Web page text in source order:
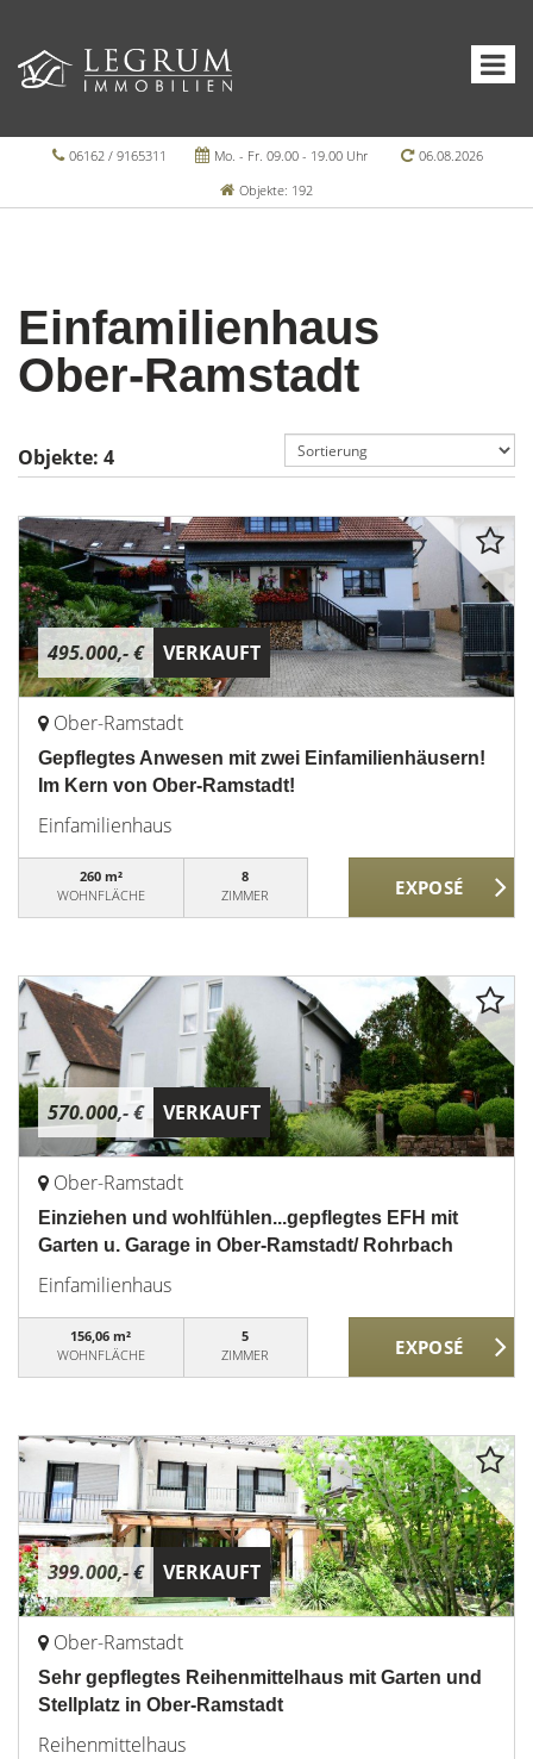
06162 / 9165311 Mo. - Fr. 09.00 - 19.00 Uhr
06.08.2026
Objekte: 192
Einfamilienhaus
Ober-Ramstadt
Objekte: 4
495.000,- € VERKAUFT
Ober-Ramstadt
Gepflegtes Anwesen mit zwei Einfamilienhäusern!
Im Kern von Ober-Ramstadt!
Einfamilienhaus
260 m²
WOHNFLÄCHE
8
ZIMMER
570.000,- € VERKAUFT
Ober-Ramstadt
Einziehen und wohlfühlen...gepflegtes EFH mit
Garten u. Garage in Ober-Ramstadt/ Rohrbach
Einfamilienhaus
156,06 m²
WOHNFLÄCHE
5
ZIMMER
399.000,- € VERKAUFT
Ober-Ramstadt
Sehr gepflegtes Reihenmittelhaus mit Garten und
Stellplatz in Ober-Ramstadt
Reihenmittelhaus